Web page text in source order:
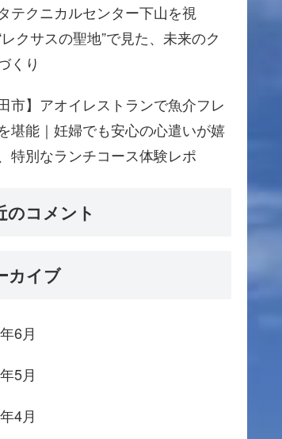
テクニカルセンター下山を視
クサスの聖地”で見た、未来のク
くり
田市】アオイレストランで魚介フレ
堪能｜妊婦でも安心の心遣いが嬉
特別なランチコース体験レポ
のコメント
カイブ
6月
5月
4月